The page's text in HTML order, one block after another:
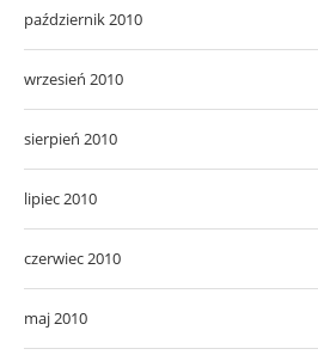
październik 2010
wrzesień 2010
sierpień 2010
lipiec 2010
czerwiec 2010
maj 2010